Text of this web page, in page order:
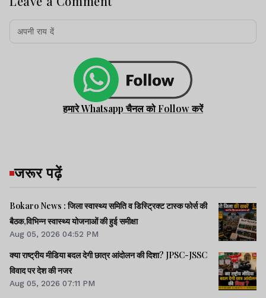
हमारे Whatsapp चैनल को Follow करें
जरूर पढ़ें
Bokaro News : जिला स्वास्थ्य समिति व डिस्ट्रिक्ट टास्क फोर्स की
बैठक,विभिन्न स्वास्थ्य योजनाओं की हुई समीक्षा
Aug 05, 2026 04:52 PM
क्या राष्ट्रीय मीडिया बदल देगी छात्र आंदोलन की दिशा? JPSC-JSSC
विवाद पर देश की नजर
Aug 05, 2026 07:11 PM